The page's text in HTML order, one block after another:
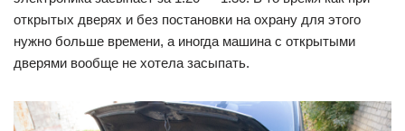
открытых дверях и без постановки на охрану для этого
нужно больше времени, а иногда машина с открытыми
дверями вообще не хотела засыпать.